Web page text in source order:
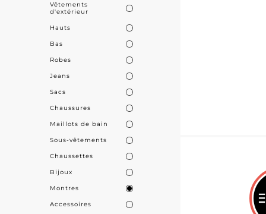
Vêtements
d'extérieur
Hauts
Bas
Robes
Jeans
Sacs
Chaussures
Maillots de bain
Sous-vêtements
Chaussettes
Bijoux
Montres
Accessoires